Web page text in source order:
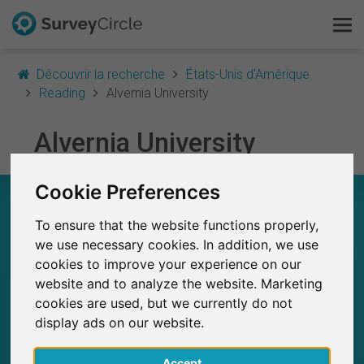
Cookie Preferences
To ensure that the website functions properly,
we use necessary cookies. In addition, we use
cookies to improve your experience on our
website and to analyze the website. Marketing
cookies are used, but we currently do not
display ads on our website.
Découvrir la recherche
États-Unis d'Amérique
Reading
Alvernia University
Alvernia University
ALVERNIA UNIVERSITY – EN UN COUP D'ŒIL
0
Études publiées jusqu'à présent sur
SurveyCircle
0
Études récemment publiées sur
SurveyCircle
Explorer la recherche
FAQ
S'inscrire gratuitement
S'inscrire